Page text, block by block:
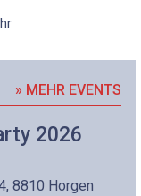
» MEHR EVENTS
2026
8810 Horgen